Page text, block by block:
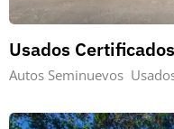
Usados
Autos Seminuevos